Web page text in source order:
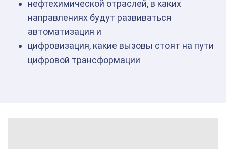
нефтехимической отраслей, в каких
направлениях будут развиваться
автоматизация и
цифровизация, какие вызовы стоят на пути
цифровой трансформации